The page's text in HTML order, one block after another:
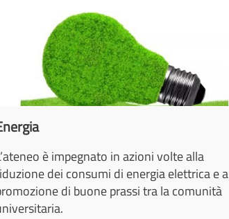
è impegnato in azioni volte alla
dei consumi di energia elettrica e
di buone prassi tra la comunità